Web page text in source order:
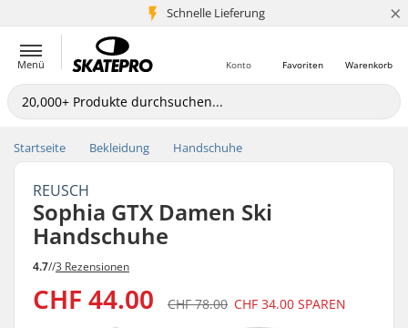
Schnelle Lieferung
5+ Mio. Kunden ×
Menü Warenkorb
Favoriten
Konto
Startseite Bekleidung Handschuhe
REUSCH
Sophia GTX Damen Ski
Handschuhe
4.7//3 Rezensionen
CHF 44.00 CHF 78.00 CHF 34.00 SPAREN